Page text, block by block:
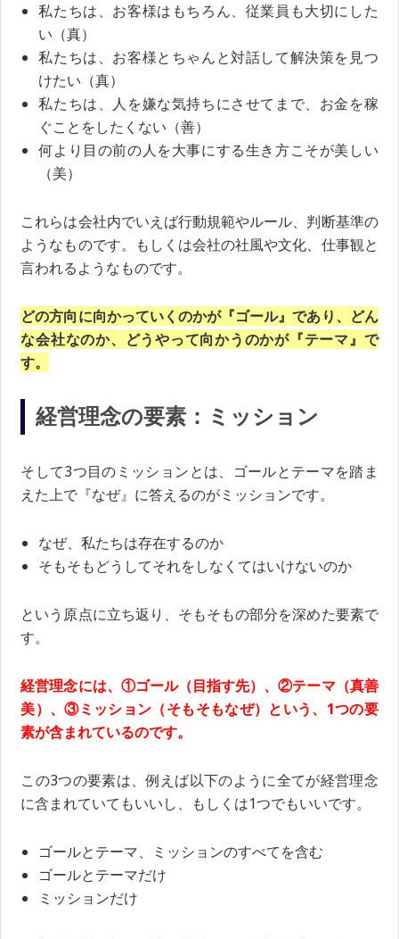
私たちは、お客様はもちろん、従業員も大切にした
い（真）
私たちは、お客様とちゃんと対話して解決策を見つ
けたい（真）
私たちは、人を嫌な気持ちにさせてまで、お金を稼
ぐことをしたくない（善）
何より目の前の人を大事にする生き方こそが美しい
（美）
これらは会社内でいえば行動規範やルール、判断基準の
ようなものです。もしくは会社の社風や文化、仕事観と
言われるようなものです。
どの方向に向かっていくのかが『ゴール』であり、どん
な会社なのか、どうやって向かうのかが『テーマ』で
す。
経営理念の要素：ミッション
そして3つ目のミッションとは、ゴールとテーマを踏ま
えた上で『なぜ』に答えるのがミッションです。
なぜ、私たちは存在するのか
そもそもどうしてそれをしなくてはいけないのか
という原点に立ち返り、そもそもの部分を深めた要素で
す。
経営理念には、①ゴール（目指す先）、②テーマ（真善
美）、③ミッション（そもそもなぜ）という、1つの要
素が含まれているのです。
この3つの要素は、例えば以下のように全てが経営理念
に含まれていてもいいし、もしくは1つでもいいです。
ゴールとテーマ、ミッションのすべてを含む
ゴールとテーマだけ
ミッションだけ